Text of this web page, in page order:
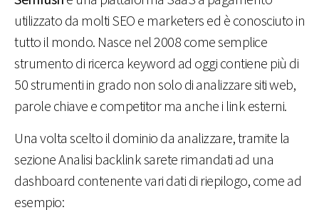
utilizzato da molti SEO e marketers ed è conosciuto in
tutto il mondo. Nasce nel 2008 come semplice
strumento di ricerca keyword ad oggi contiene più di
50 strumenti in grado non solo di analizzare siti web,
parole chiave e competitor ma anche i link esterni.
Una volta scelto il dominio da analizzare, tramite la
sezione Analisi backlink sarete rimandati ad una
dashboard contenente vari dati di riepilogo, come ad
esempio: